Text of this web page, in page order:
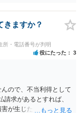
きますか？
所・電話番号が判明
役にたった 3
ので、不当利得として
求があるとすれば、
が生じた場合です。ご